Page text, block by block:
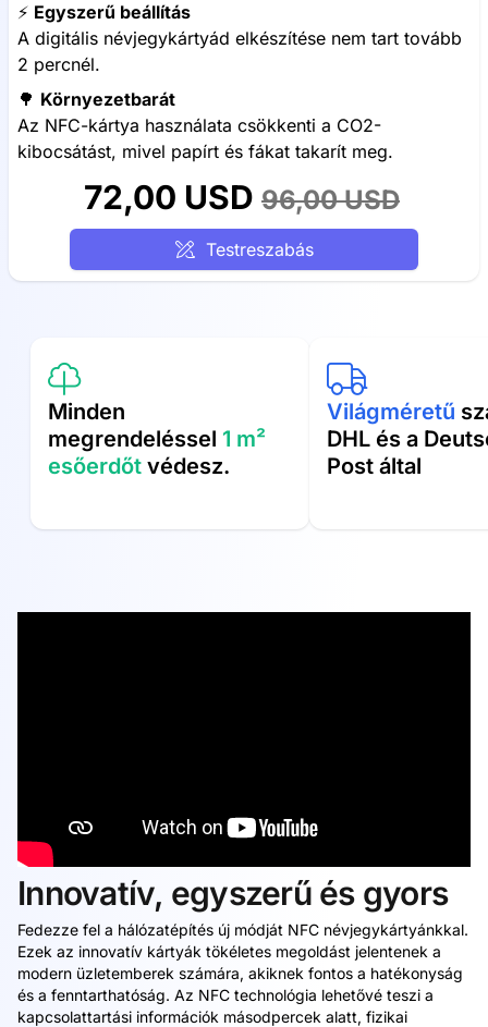
⚡️ Egyszerű beállítás
A digitális névjegykártyád elkészítése nem tart tovább
2 percnél.
🌳 Környezetbarát
Az NFC-kártya használata csökkenti a CO2-
kibocsátást, mivel papírt és fákat takarít meg.
72,00 USD 96,00 USD
Testreszabás
Minden
megrendeléssel 1 m²
esőerdőt védesz.
Világméretű
DHL és a
Post által
Innovatív, egyszerű és gyors
Fedezze fel a hálózatépítés új módját NFC névjegykártyánkkal.
Ezek az innovatív kártyák tökéletes megoldást jelentenek a
modern üzletemberek számára, akiknek fontos a hatékonyság
és a fenntarthatóság. Az NFC technológia lehetővé teszi a
kapcsolattartási információk másodpercek alatt, fizikai